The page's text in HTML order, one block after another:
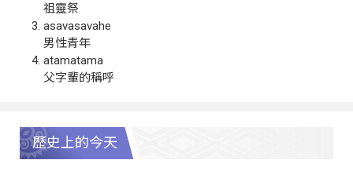
祖靈祭
asavasavahe
男性青年
atamatama
父字輩的稱呼
歷史上的今天